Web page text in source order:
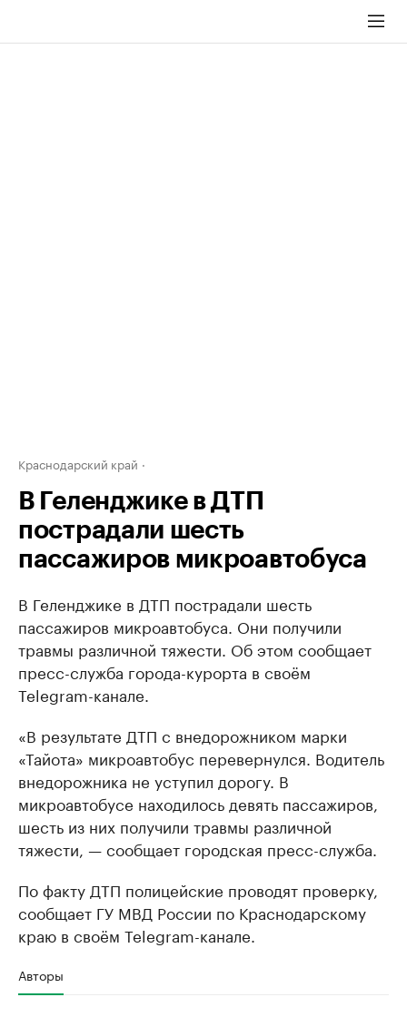
Краснодарский край
В Геленджике в ДТП
пострадали шесть
пассажиров микроавтобуса
В Геленджике в ДТП пострадали шесть
пассажиров микроавтобуса. Они получили
травмы различной тяжести. Об этом сообщает
пресс-служба города-курорта в своём
Telegram-канале.
«В результате ДТП с внедорожником марки
«Тайота» микроавтобус перевернулся. Водитель
внедорожника не уступил дорогу. В
микроавтобусе находилось девять пассажиров,
шесть из них получили травмы различной
тяжести, — сообщает городская пресс-служба.
По факту ДТП полицейские проводят проверку,
сообщает ГУ МВД России по Краснодарскому
краю в своём Telegram-канале.
Авторы